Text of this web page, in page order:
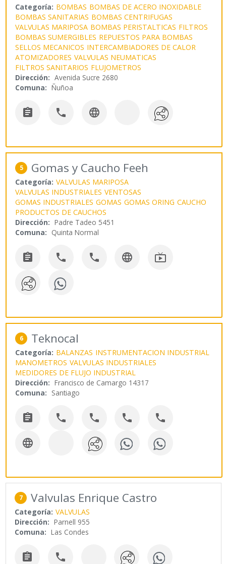
Categoría: BOMBAS BOMBAS DE ACERO INOXIDABLE
BOMBAS SANITARIAS BOMBAS CENTRIFUGAS
VALVULAS MARIPOSA BOMBAS PERISTALTICAS FILTROS
BOMBAS SUMERGIBLES REPUESTOS PARA BOMBAS
SELLOS MECANICOS INTERCAMBIADORES DE CALOR
ATOMIZADORES VALVULAS NEUMATICAS
FILTROS SANITARIOS FLUJOMETROS
Dirección: Avenida Sucre 2680
Comuna: Ñuñoa
  
5 Gomas y Caucho Feeh
Categoría: VALVULAS MARIPOSA
VALVULAS INDUSTRIALES VENTOSAS
GOMAS INDUSTRIALES GOMAS GOMAS ORING CAUCHO
PRODUCTOS DE CAUCHOS
Dirección: Padre Tadeo 5451
Comuna: Quinta Normal
    
6 Teknocal
Categoría: BALANZAS INSTRUMENTACION INDUSTRIAL
MANOMETROS VALVULAS INDUSTRIALES
MEDIDORES DE FLUJO INDUSTRIAL
Dirección: Francisco de Camargo 14317
Comuna: Santiago
    

7 Valvulas Enrique Castro
Categoría: VALVULAS
Dirección: Parnell 955
Comuna: Las Condes
 